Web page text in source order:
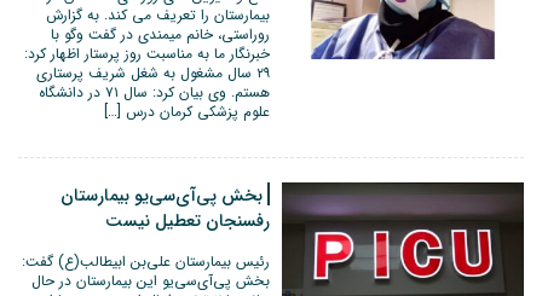
بیمارستان را تعریف می کند. به گزارش
روراستی، خانم میمندی در گفت وگو با
خبرنگار ما به مناسبت روز پرستار اظهار کرد:
۲۹ سال مشغول به شغل شریف پرستاری
هستم. وی بیان کرد: سال ۷۱ در دانشگاه
علوم پزشکی کرمان درس […]
بخش پی‌آی‌سی‌یو بیمارستان
رفسنجان تعطیل نیست
رئیس بیمارستان علی‌بن ابیطالب(ع) گفت:
بخش پی‌آی‌سی‌یو این بیمارستان در حال